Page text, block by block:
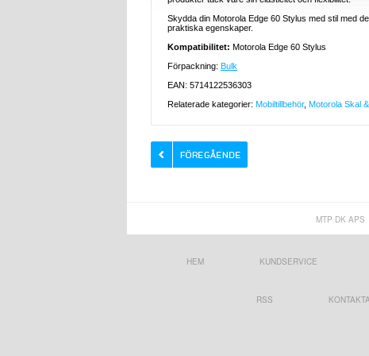
Skydda din Motorola Edge 60 Stylus med stil med
praktiska egenskaper.
Kompatibilitet: Motorola Edge 60 Stylus
Förpackning: Bulk
EAN: 5714122536303
Relaterade kategorier: Mobiltillbehör, Motorola Skal
MTP DK APS
HEM KUNDSERVICE
RSS